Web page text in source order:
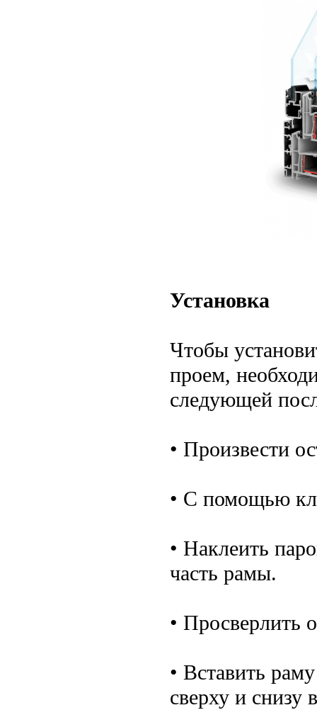
Установка
Чтобы
проем,
следующей
• Произвести
• С помощью
• Наклеить
часть рамы.
• Просверлить
• Вставить
сверху и снизу